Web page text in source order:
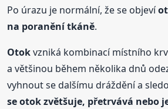
Po úrazu je normální, že se objeví
na poranění tkáně.
Otokvzniká kombinací místního
a většinou během několika dnů
vyhnout se dalšímu dráždění a
seotokzvětšuje, přetrvává nebo